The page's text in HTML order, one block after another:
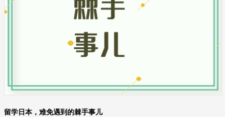
留学日本，难免遇到的棘手事儿